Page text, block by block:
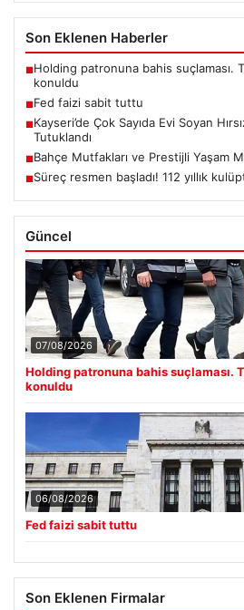
Son Eklenen Haberler
■Holding patronuna bahis suçlaması.
konuldu
■Fed faizi sabit tuttu
■Kayseri’de Çok Sayıda Evi Soyan
Tutuklandı
■Bahçe Mutfakları ve Prestijli Yaşam
■Süreç resmen başladı! 112 yıllık
Güncel
07/08/2026
Holding patronuna bahis suçlaması.
konuldu
06/08/2026
Fed faizi sabit tuttu
Son Eklenen Firmalar